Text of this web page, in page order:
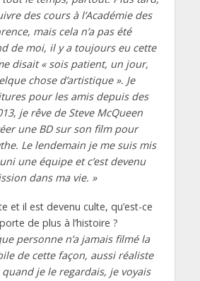
des cours à l’Académie des
mais cela n’a pas été
de moi, il y a toujours eu cette
disait « sois patient, un jour,
chose d’artistique ». Je
pour les amis depuis des
je rêve de Steve McQueen
une BD sur son film pour
Le lendemain je me suis mis
une équipe et c’est devenu
dans ma vie. »
et il est devenu culte, qu’est-ce
de plus à l’histoire ?
personne n’a jamais filmé la
de cette façon, aussi réaliste
je le regardais, je voyais